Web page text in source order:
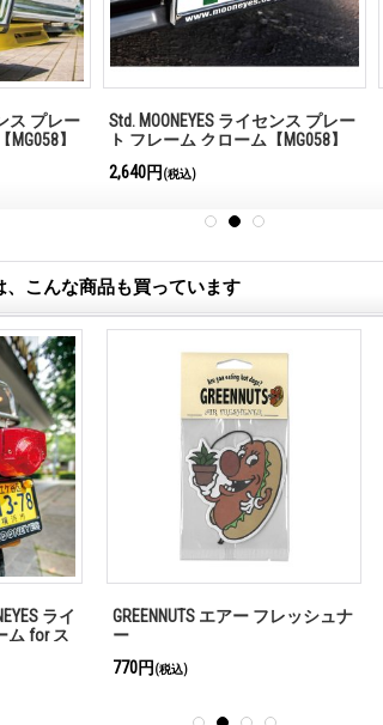
ス プレー
】
Std. MOONEYES ライセンス プレー
ト フレーム クローム【MG058】
2,640円 (税込)
、こんな商品も買っています
ライ
ム for ス
GREENNUTS エアー フレッシュナ
ー
770円 (税込)